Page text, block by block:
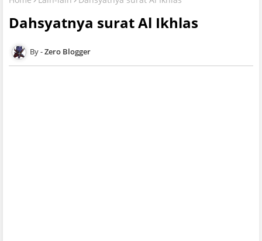
Dahsyatnya surat Al Ikhlas
Zero Blogger